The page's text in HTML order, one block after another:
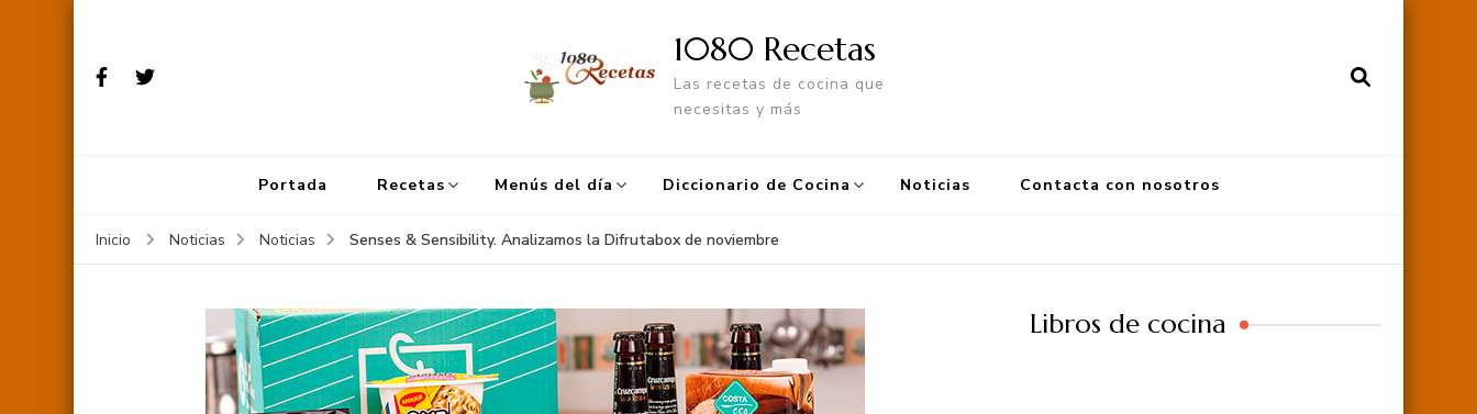
1080 Recetas
Las recetas de cocina que
necesitas y más
Portada Recetas Menús del día Diccionario de Cocina Noticias Contacta con nosotros
Inicio Noticias Noticias Senses & Sensibility. Analizamos la Difrutabox de noviembre
Libros de cocina